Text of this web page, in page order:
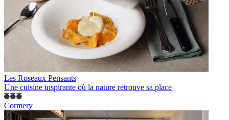
Les Roseaux Pensants
Une cuisine inspirante où la nature retrouve sa place
Cormery